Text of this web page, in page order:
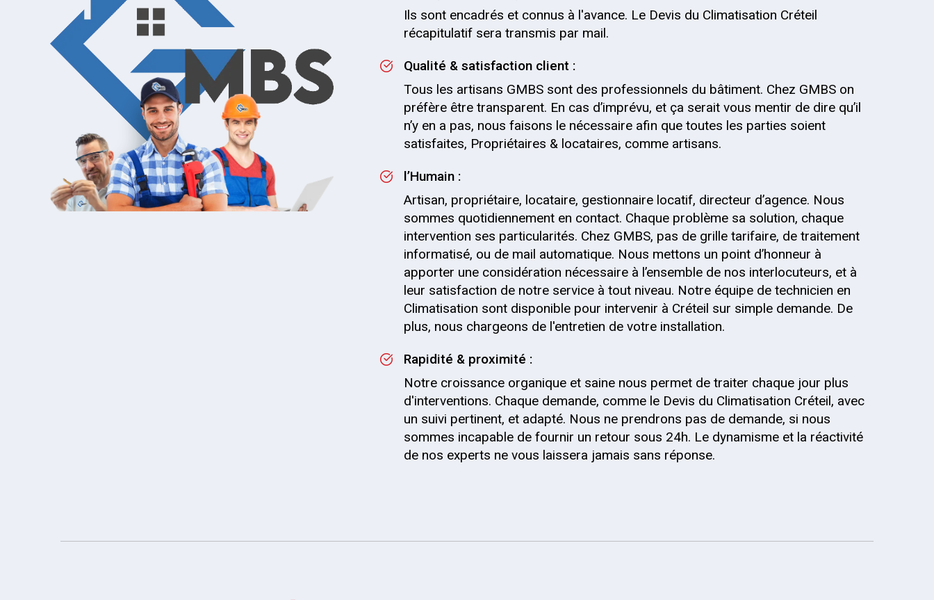
Ils sont encadrés et connus à l'avance. Le Devis du Climatisation Créteil
récapitulatif sera transmis par mail.
Qualité & satisfaction client :
Tous les artisans GMBS sont des professionnels du bâtiment. Chez GMBS on
préfère être transparent. En cas d’imprévu, et ça serait vous mentir de dire qu’il
n’y en a pas, nous faisons le nécessaire afin que toutes les parties soient
satisfaites, Propriétaires & locataires, comme artisans.
l’Humain :
Artisan, propriétaire, locataire, gestionnaire locatif, directeur d’agence. Nous
sommes quotidiennement en contact. Chaque problème sa solution, chaque
intervention ses particularités. Chez GMBS, pas de grille tarifaire, de traitement
informatisé, ou de mail automatique. Nous mettons un point d’honneur à
apporter une considération nécessaire à l’ensemble de nos interlocuteurs, et à
leur satisfaction de notre service à tout niveau. Notre équipe de technicien en
Climatisation sont disponible pour intervenir à Créteil sur simple demande. De
plus, nous chargeons de l'entretien de votre installation.
Rapidité & proximité :
Notre croissance organique et saine nous permet de traiter chaque jour plus
d'interventions. Chaque demande, comme le Devis du Climatisation Créteil, avec
un suivi pertinent, et adapté. Nous ne prendrons pas de demande, si nous
sommes incapable de fournir un retour sous 24h. Le dynamisme et la réactivité
de nos experts ne vous laissera jamais sans réponse.